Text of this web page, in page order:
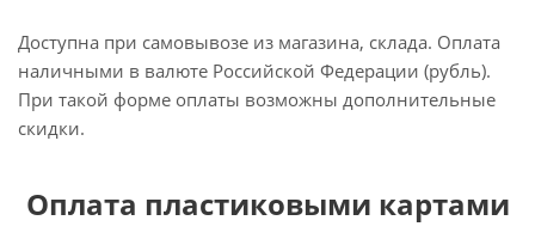
Доступна при самовывозе из магазина, склада. Оплата
наличными в валюте Российской Федерации (рубль).
При такой форме оплаты возможны дополнительные
скидки.
Оплата пластиковыми картами